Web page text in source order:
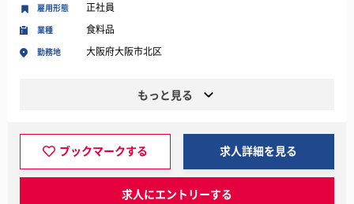
業種 食料品
勤務地 大阪府大阪市北区
雇用形態 正社員
もっと見る
ブックマークする 求人詳細を見る
求人にエントリーする